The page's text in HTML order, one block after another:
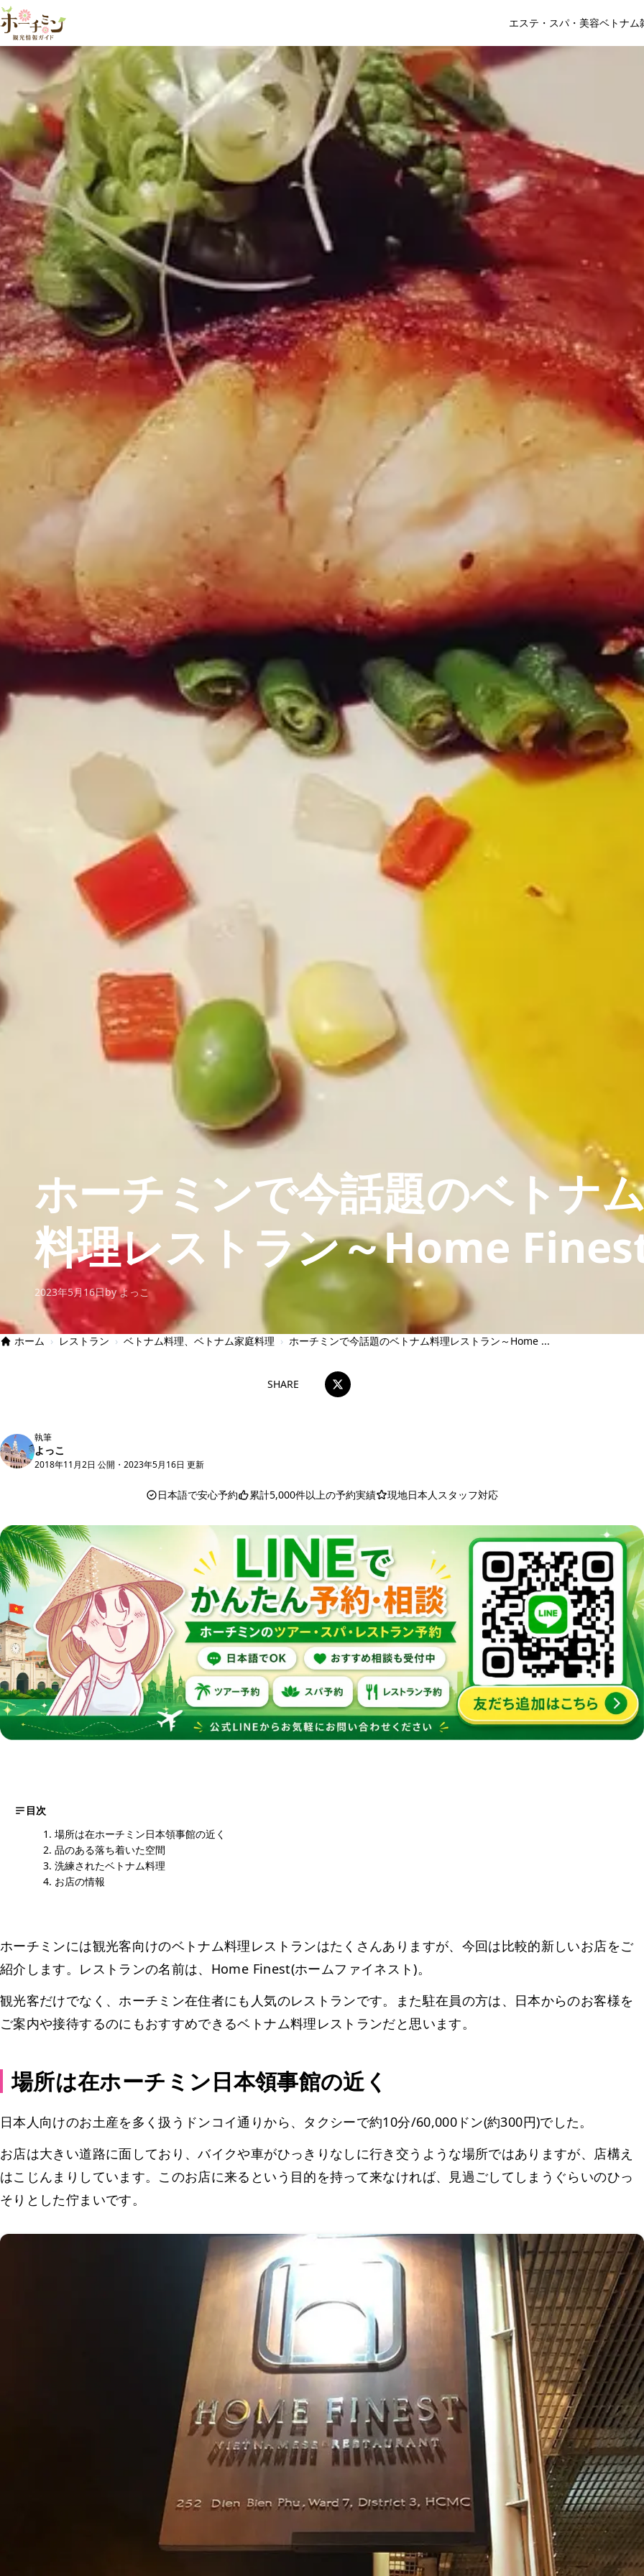
エステ・スパ・美容ベトナム
ホーチミンで今話題のベトナ
料理レストラン～Home
2023年5月16日by よっこ
ホーム › レストラン › ベトナム料理、ベトナム家庭料理 › ホーチミンで今話題のベトナム料理レストラン～Home ...
SHARE
執筆
よっこ
2018年11月2日 公開 ・ 2023年5月16日 更新
日本語で安心予約 累計5,000件以上の予約実績 現地日本人スタッフ対応
目次
場所は在ホーチミン日本領事館の近く
品のある落ち着いた空間
洗練されたベトナム料理
お店の情報
ホーチミンには観光客向けのベトナム料理レストランはたくさんありますが、今回は比較的新しいお店をご
紹介します。レストランの名前は、Home Finest(ホームファイネスト)。
観光客だけでなく、ホーチミン在住者にも人気のレストランです。また駐在員の方は、日本からのお客様を
ご案内や接待するのにもおすすめできるベトナム料理レストランだと思います。
場所は在ホーチミン日本領事館の近く
日本人向けのお土産を多く扱うドンコイ通りから、タクシーで約10分/60,000ドン(約300円)でした。
お店は大きい道路に面しており、バイクや車がひっきりなしに行き交うような場所ではありますが、店構え
はこじんまりしています。このお店に来るという目的を持って来なければ、見過ごしてしまうぐらいのひっ
そりとした佇まいです。